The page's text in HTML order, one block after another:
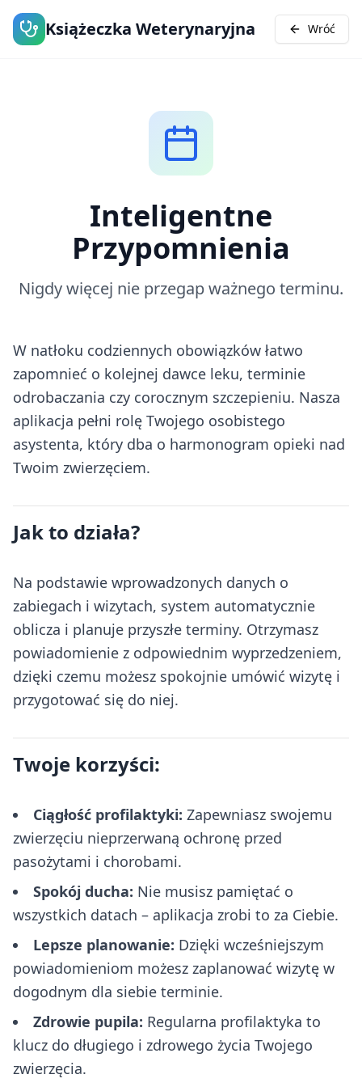
Książeczka Weterynaryjna Wróć
Inteligentne
Przypomnienia
Nigdy więcej nie przegap ważnego terminu.
W natłoku codziennych obowiązków łatwo
zapomnieć o kolejnej dawce leku, terminie
odrobaczania czy corocznym szczepieniu. Nasza
aplikacja pełni rolę Twojego osobistego
asystenta, który dba o harmonogram opieki nad
Twoim zwierzęciem.
Jak to działa?
Na podstawie wprowadzonych danych o
zabiegach i wizytach, system automatycznie
oblicza i planuje przyszłe terminy. Otrzymasz
powiadomienie z odpowiednim wyprzedzeniem,
dzięki czemu możesz spokojnie umówić wizytę i
przygotować się do niej.
Twoje korzyści:
Ciągłość profilaktyki: Zapewniasz swojemu
zwierzęciu nieprzerwaną ochronę przed
pasożytami i chorobami.
Spokój ducha: Nie musisz pamiętać o
wszystkich datach – aplikacja zrobi to za Ciebie.
Lepsze planowanie: Dzięki wcześniejszym
powiadomieniom możesz zaplanować wizytę w
dogodnym dla siebie terminie.
Zdrowie pupila: Regularna profilaktyka to
klucz do długiego i zdrowego życia Twojego
zwierzęcia.